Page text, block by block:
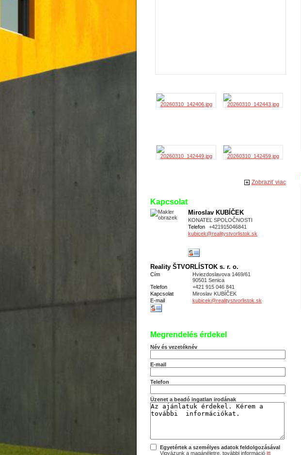
Zobraziť viac
Kapcsolat
Miroslav KUBÍČEK
KONATEĽ SPOLOČNOSTI
Telefon
+421915046841
kubicek@realitystvorlistok.sk
Reality ŠTVORLÍSTOK s. r. o.
Cím
Hviezdoslavova 1469/61
90501 Senica
Telefon
+421 915 046 841
Kapcsolat
Miroslav KUBÍČEK
E-mail
kubicek@realitystvorlistok.sk
Megrendelés érdekel
Név és vezetéknév
E-mail
Telefon
Üzenet a beadó ingatlan irodának
Egyetértek a személyes adatok feldolgozásával
Vigyázunk a magánéletre, további információ itt